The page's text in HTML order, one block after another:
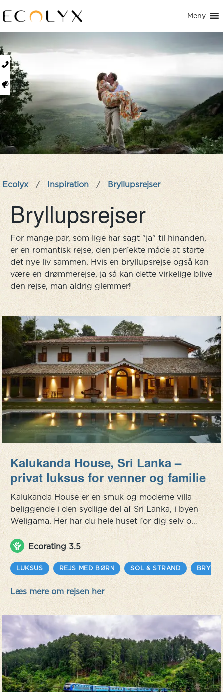
Meny
Ecolyx / Inspiration / Bryllupsrejser
Bryllupsrejser
For mange par, som lige har sagt "ja" til hinanden,
er en romantisk rejse, den perfekte måde at starte
det nye liv sammen. Hvis en bryllupsrejse også kan
være en drømmerejse, ja så kan dette virkelige blive
den rejse, man aldrig glemmer!
Kalukanda House, Sri Lanka –
privat luksus for venner og familie
Kalukanda House er en smuk og moderne villa
beliggende i den sydlige del af Sri Lanka, i byen
Weligama. Her har du hele huset for dig selv og
kan nyde de smukke omgivelser og opleve
dagene, som de kommer. Villaen har en
fantastisk beliggenhed, kun 100 meter fra den
lokale Turtle Beach, hvor en hyggelig strandbar
tiltrækker et par surfere og paddleboardere fra
nærliggende villaer og boutiquehote...
Ecorating 3.5
LUKSUS REJS MED BØRN SOL & STRAND
Læs mere om rejsen her